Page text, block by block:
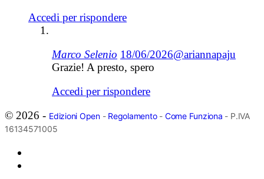
Accedi per rispondere
Marco Selenio 18/06/2026@ariannapaju
Grazie! A presto, spero
Accedi per rispondere
© 2026 - Edizioni Open- Regolamento- Come Funziona - P.IVA
16134571005